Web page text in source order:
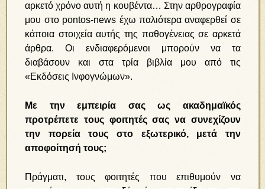
αρκετό χρόνο αυτή η κουβέντα… Στην αρθρογραφία
μου στο pontos-news έχω παλιότερα αναφερθεί σε
κάποια στοιχεία αυτής της παθογένειας σε αρκετά
άρθρα. Οι ενδιαφερόμενοι μπορούν να τα
διαβάσουν και στα τρία βιβλία μου από τις
«Εκδόσεις Ινφογνώμων».
Με την εμπειρία σας ως ακαδημαϊκός
προτρέπετε τους φοιτητές σας να συνεχίζουν
την πορεία τους στο εξωτερικό, μετά την
αποφοίτησή τους;
Πράγματι, τους φοιτητές που επιθυμούν να